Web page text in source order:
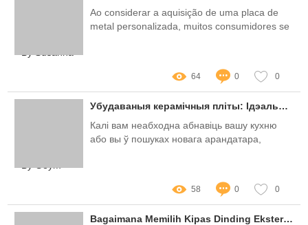
Ao considerar a aquisição de uma placa de
metal personalizada, muitos consumidores se
64 0 0
Убудаваныя керамічныя пліты: Ідэальнае спалучэнне стылю і функцыянальнасці для вашай кухні
Калі вам неабходна абнавіць вашу кухню
або вы ў пошуках новага арандатара,
58 0 0
Bagaimana Memilih Kipas Dinding Eksterior yang Tahan Cuaca dan Efisien?